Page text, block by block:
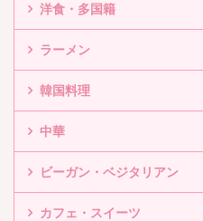
洋食・多国籍
ラーメン
韓国料理
中華
ビーガン・ベジタリアン
カフェ・スイーツ